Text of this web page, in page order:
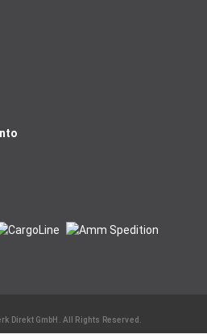
Direkt GmbH. All Rights Reserved.